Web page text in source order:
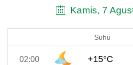
Kamis, 7
Suhu
02:00 +15°C